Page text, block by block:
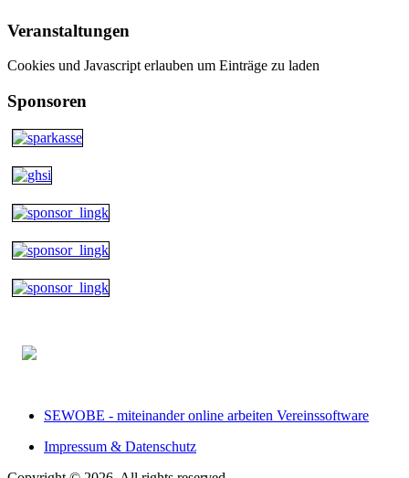
Veranstaltungen
Cookies und Javascript erlauben um Einträge zu laden
Sponsoren
SEWOBE - miteinander online arbeiten Vereinssoftware
Impressum & Datenschutz